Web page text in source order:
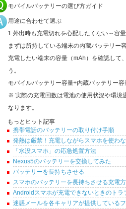
モバイルバッテリーの選び方ガイド
用途に合わせて選ぶ
1.外出時も充電切れを心配したくない～容
まずは所持している端末の内蔵バッテリー
充電したい端末の容量（mAh）を確認して
う。
モバイルバッテリー容量÷内蔵バッテリー
※ 実際の充電回数は電池の使用状況や環境
なります。
もっとヒット記事
携帯電話のバッテリーの取り付け手順
発熱は厳禁！充電しながらスマホを使わ
「水没スマホ」の応急処置方法
Nexus5のバッテリーを交換してみた
バッテリーを長持ちさせる
スマホのバッテリーを長持ちさせる充電
Androidスマホが充電できないときのトラ
迷惑メールを各キャリアが提供している